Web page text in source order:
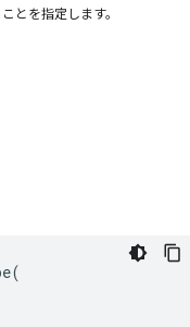
とを指定します。
(